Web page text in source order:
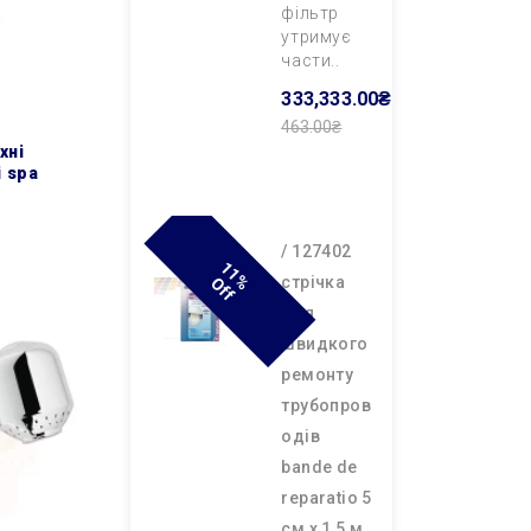
spa
фільтр
утримує
части..
333,333.00₴
463.00₴
1
1
% O
F
F
/ 127402
cтрічка
для
швидкого
ремонту
трубопров
одів
bande de
reparatio 5